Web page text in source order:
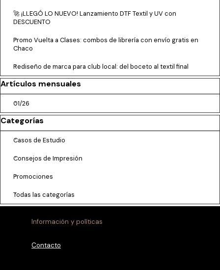
🚀 ¡LLEGÓ LO NUEVO! Lanzamiento DTF Textil y UV con
DESCUENTO
Promo Vuelta a Clases: combos de librería con envío gratis en
Chaco
Rediseño de marca para club local: del boceto al textil final
Saltar el bloque Artículos mensuales
Artículos mensuales
01/26
Saltar el bloque Categorías
Categorías
Casos de Estudio
Consejos de Impresión
Promociones
Todas las categorías
Información y políticas
Contacto